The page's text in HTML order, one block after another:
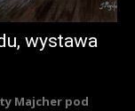
wystawa
Majcher pod